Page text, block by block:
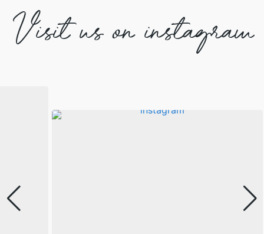
Visit us on instagram